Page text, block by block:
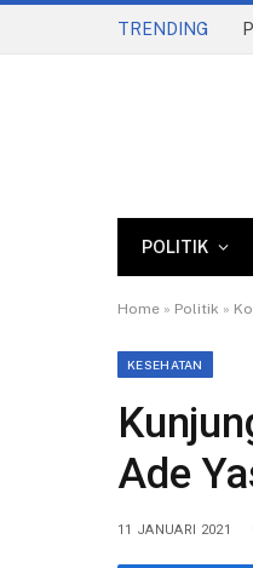
TRENDING
POLITIK
Home » Politik »
KESEHATAN
Ade
11 JANUARI 2021